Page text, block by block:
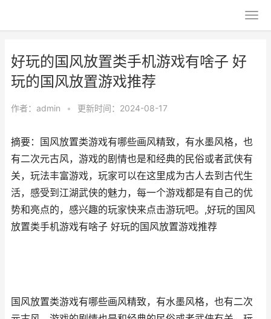
好玩的国风放置类手机游戏有啥子 好
玩的国风放置游戏推荐
作者： admin • 更新时间：2024-08-17
摘要：国风放置类游戏有哪些画风精致，有水墨风格，也
有二次元古风，游戏的剧情也是和经典的民俗或者武侠有
关，玩法丰富游戏，玩家可以在这里成为古人去到古代生
活，感受到江湖武侠的魅力，每一个游戏都是有自己的优
势和亮点的，感兴趣的玩家快来点击游玩吧。,好玩的国风
放置类手机游戏有啥子 好玩的国风放置游戏推荐
国风放置类游戏有哪些画风精致，有水墨风格，也有二次